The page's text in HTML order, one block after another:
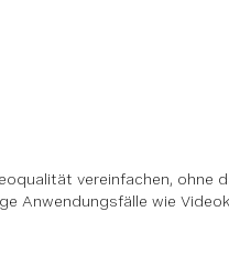
vereinfachen, ohne
Anwendungsfälle wie